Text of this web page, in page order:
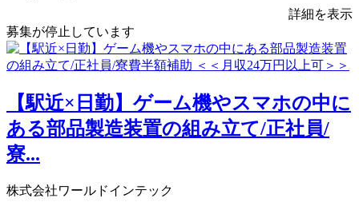
詳細を表示
募集が停止しています
【駅近×日勤】ゲーム機やスマホの中に
ある部品製造装置の組み立て/正社員/
寮...
株式会社ワールドインテック